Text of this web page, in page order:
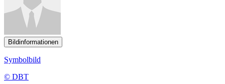
Bildinformationen
Symbolbild
© DBT